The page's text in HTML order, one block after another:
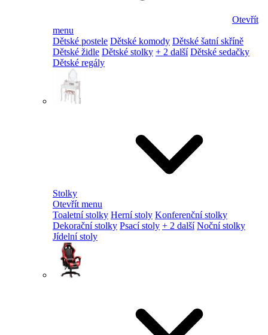
Otevřít
menu
Dětské postele Dětské komody Dětské šatní skříně
Dětské židle Dětské stolky + 2 další Dětské sedačky
Dětské regály
Stolky
Otevřít menu
Toaletní stolky Herní stoly Konferenční stolky
Dekorační stolky Psací stoly + 2 další Noční stolky
Jídelní stoly